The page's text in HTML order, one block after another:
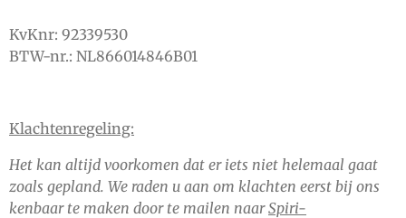
KvKnr: 92339530
BTW-nr.: NL866014846B01
Klachtenregeling:
Het kan altijd voorkomen dat er iets niet helemaal gaat
zoals gepland. We raden u aan om klachten eerst bij ons
kenbaar te maken door te mailen naarSpiri-